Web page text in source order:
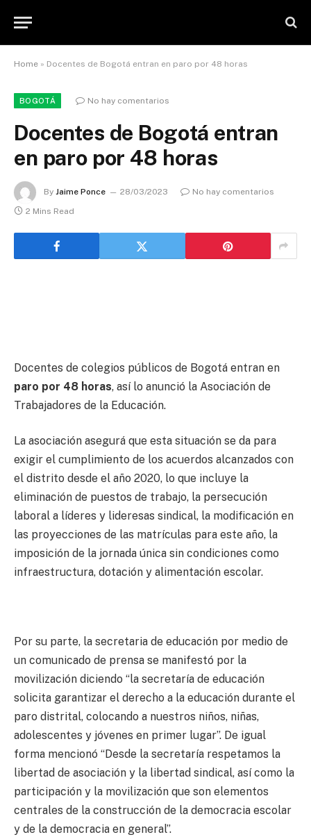
Home » Docentes de Bogotá entran en paro por 48 horas
BOGOTÁ No hay comentarios
Docentes de Bogotá entran
en paro por 48 horas
By Jaime Ponce 28/03/2023
No hay comentarios
2 Mins Read
Docentes de colegios públicos de Bogotá entran en
paro por 48 horas, así lo anunció la Asociación de
Trabajadores de la Educación.
La asociación asegurá que esta situación se da para
exigir el cumplimiento de los acuerdos alcanzados con
el distrito desde el año 2020, lo que incluye la
eliminación de puestos de trabajo, la persecución
laboral a líderes y lideresas sindical, la modificación en
las proyecciones de las matrículas para este año, la
imposición de la jornada única sin condiciones como
infraestructura, dotación y alimentación escolar.
Por su parte, la secretaria de educación por medio de
un comunicado de prensa se manifestó por la
movilización diciendo “la secretaría de educación
solicita garantizar el derecho a la educación durante el
paro distrital, colocando a nuestros niños, niñas,
adolescentes y jóvenes en primer lugar”. De igual
forma mencionó “Desde la secretaría respetamos la
libertad de asociación y la libertad sindical, así como la
participación y la movilización que son elementos
centrales de la construcción de la democracia escolar
y de la democracia en general”.